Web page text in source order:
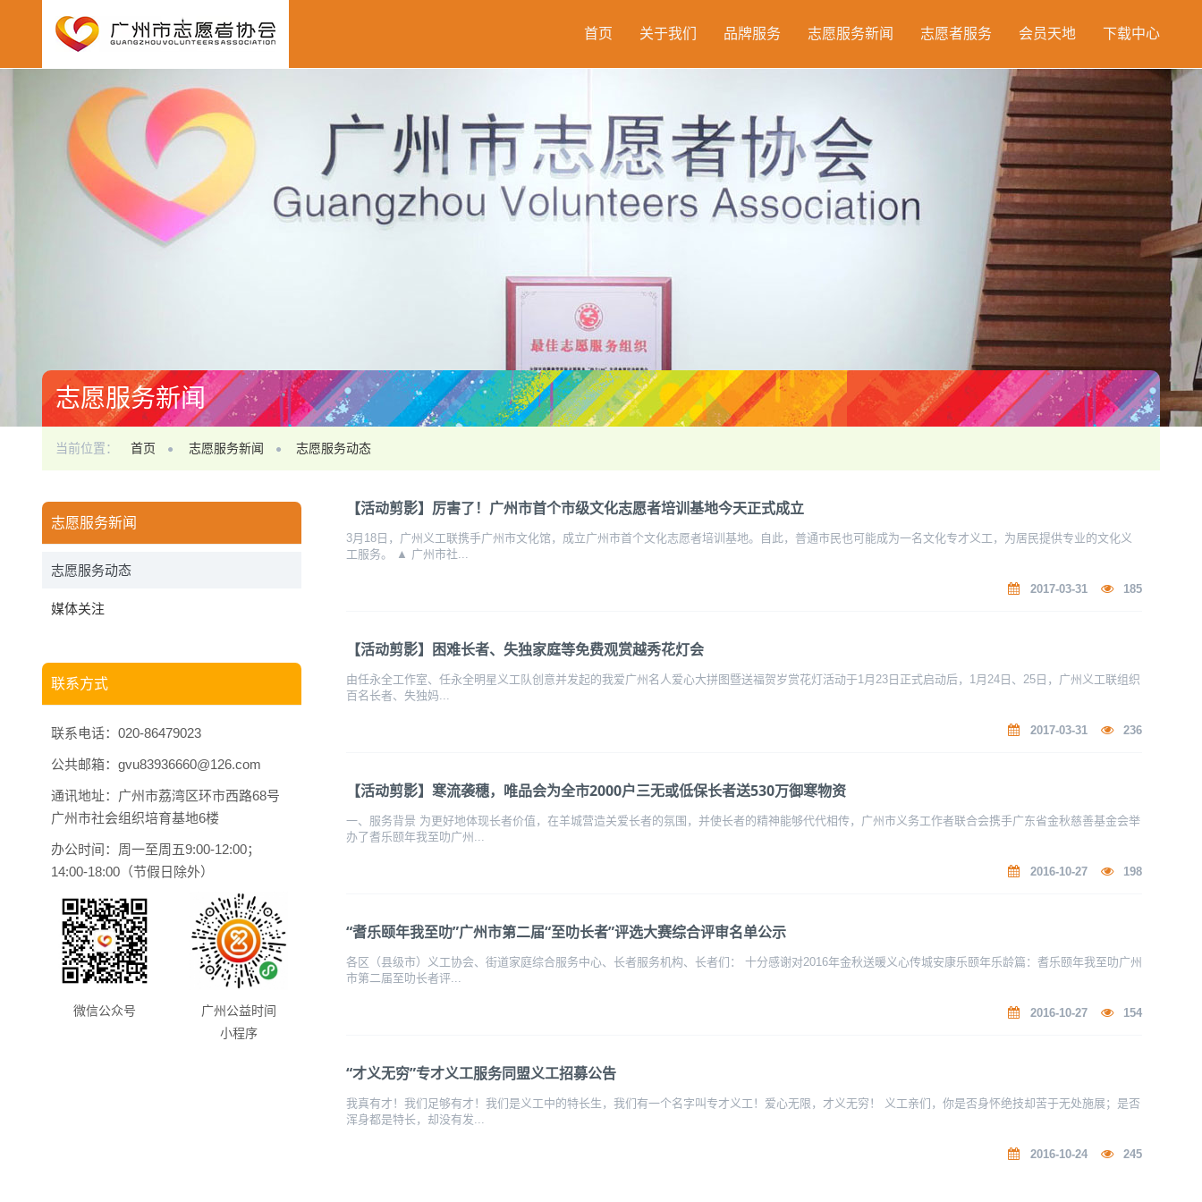
首页 关于我们 品牌服务 志愿服务新闻 志愿者服务 会员天地 下载中心
志愿服务新闻
当前位置： 首页 志愿服务新闻 志愿服务动态
【活动剪影】厉害了！广州市首个市级文化志愿者培训基地今天正式成立
3月18日，广州义工联携手广州市文化馆，成立广州市首个文化志愿者培训基地。自此，普通市民也可能成为一名文化专才义工，为居民提供专业的文化义
工服务。 ▲ 广州市社...
2017-03-31 185
【活动剪影】困难长者、失独家庭等免费观赏越秀花灯会
由任永全工作室、任永全明星义工队创意并发起的我爱广州名人爱心大拼图暨送福贺岁赏花灯活动于1月23日正式启动后，1月24日、25日，广州义工联组织
百名长者、失独妈...
2017-03-31 236
【活动剪影】寒流袭穗，唯品会为全市2000户三无或低保长者送530万御寒物资
一、服务背景 为更好地体现长者价值，在羊城营造关爱长者的氛围，并使长者的精神能够代代相传，广州市义务工作者联合会携手广东省金秋慈善基金会举
办了耆乐颐年我至叻广州...
2016-10-27 198
“耆乐颐年我至叻”广州市第二届“至叻长者”评选大赛综合评审名单公示
各区（县级市）义工协会、街道家庭综合服务中心、长者服务机构、长者们： 十分感谢对2016年金秋送暖义心传城安康乐颐年乐龄篇：耆乐颐年我至叻广州
市第二届至叻长者评...
2016-10-27 154
“才义无穷”专才义工服务同盟义工招募公告
我真有才！我们足够有才！我们是义工中的特长生，我们有一个名字叫专才义工！爱心无限，才义无穷！ 义工亲们，你是否身怀绝技却苦于无处施展；是否
浑身都是特长，却没有发...
2016-10-24 245
志愿服务新闻
志愿服务动态
媒体关注
联系方式
联系电话：020-86479023
公共邮箱：gvu83936660@126.com
通讯地址：广州市荔湾区环市西路68号
广州市社会组织培育基地6楼
办公时间：周一至周五9:00-12:00；
14:00-18:00（节假日除外）
微信公众号
广州公益时间
小程序